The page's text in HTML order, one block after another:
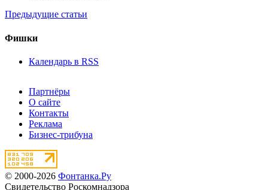
Предыдущие статьи
Фишки
Календарь в RSS
Партнёры
О сайте
Контакты
Реклама
Бизнес-трибуна
© 2000-2026 Фонтанка.Ру
Свидетельство Роскомнадзора